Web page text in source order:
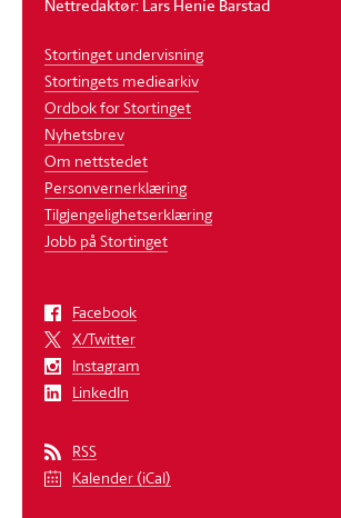
Nettredaktør: Lars Henie Barstad
Stortinget undervisning
Stortingets mediearkiv
Ordbok for Stortinget
Nyhetsbrev
Om nettstedet
Personvernerklæring
Tilgjengelighetserklæring
Jobb på Stortinget
Facebook
X/Twitter
Instagram
LinkedIn
RSS
Kalender (iCal)